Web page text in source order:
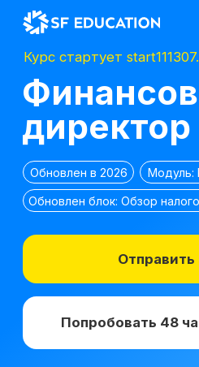
Обновлен в 2026
Обновлен блок: Обзор налоговой реформы
Модуль: Работа с ИИ
Финансовый
директор +
Отправить заявку
*
ДПО в 2021 г.
2 место в номинации